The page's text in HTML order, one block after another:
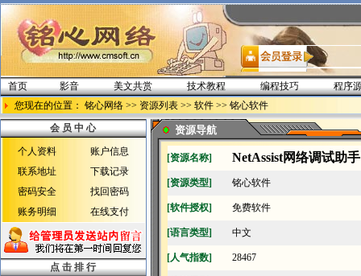
首页 影音 美文共赏 技术教程 编程技巧
程序
您现在的位置： 铭心网络 >> 资源列表 >> 软件 >> 铭心软件
会 员 中 心
个人资料
账户信息
联系地址
下载记录
密码安全
找回密码
账务明细
在线支付
点 击 排 行
资源导航
[资源名称] NetAssist网络调试助手
[资源类型] 铭心软件
[软件授权] 免费软件
[语言类型] 中文
[人气指数] 28467